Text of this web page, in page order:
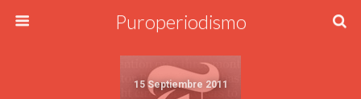
Puroperiodismo
15 Septiembre 2011